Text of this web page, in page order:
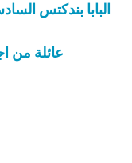
البابا بندكتس
عائلة من